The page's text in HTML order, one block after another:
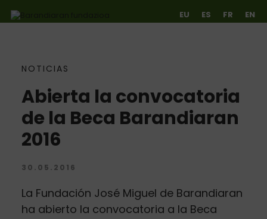
Ir directamente al contenido
EU ES FR EN
NOTICIAS
Abierta la convocatoria
de la Beca Barandiaran
2016
30.05.2016
La Fundación José Miguel de Barandiaran
ha abierto la convocatoria a la Beca